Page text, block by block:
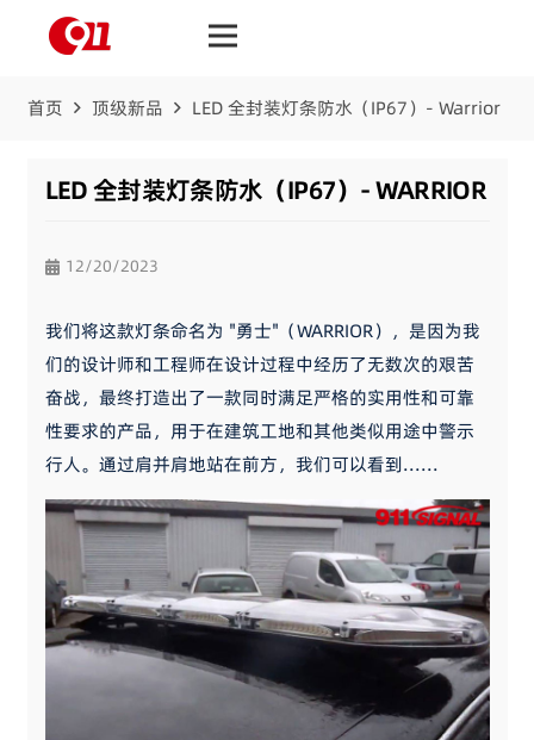
首页 顶级新品 LED 全封装灯条防水（IP67）- Warrior
LED 全封装灯条防水（IP67）- WARRIOR
12/20/2023
我们将这款灯条命名为 "勇士"（WARRIOR），是因为我
们的设计师和工程师在设计过程中经历了无数次的艰苦
奋战，最终打造出了一款同时满足严格的实用性和可靠
性要求的产品，用于在建筑工地和其他类似用途中警示
行人。通过肩并肩地站在前方，我们可以看到......